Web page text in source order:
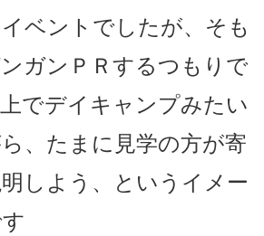
ベントでしたが、そも
ガンＰＲするつもりで
でデイキャンプみたい
、たまに見学の方が寄
しよう、というイメー